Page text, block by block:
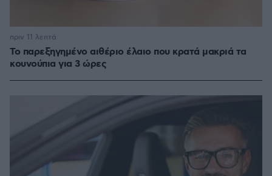
Το παρεξηγημένο αιθέριο έλαιο που κρατά μακριά τα
κουνούπια για 3 ώρες
πριν 11 λεπτά